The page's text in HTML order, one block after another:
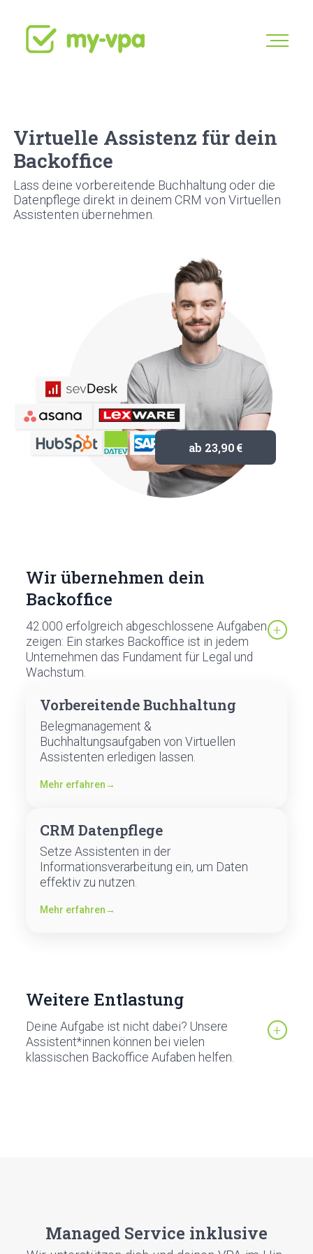
Vir­tu­el­le Assis­tenz für dein
Back­of­fice
Lass dei­ne vor­be­rei­ten­de Buch­hal­tung oder die
Daten­pfle­ge direkt in dei­nem CRM von Vir­tu­el­len
Assis­ten­ten über­neh­men.
ab 23,90 €
Wir übernehmen dein
Backoffice
42.000 erfolgreich abgeschlossene Aufgaben
zeigen: Ein starkes Backoffice ist in jedem
Unternehmen das Fundament für Legal und
Wachstum.
Vorbereitende Buchhaltung
Belegmanagement &
Buchhaltungsaufgaben von Virtuellen
Assistenten erledigen lassen.
Mehr erfahren→
CRM Datenpflege
Setze Assistenten in der
Informationsverarbeitung ein, um Daten
effektiv zu nutzen.
Mehr erfahren→
Weitere Entlastung
Deine Aufgabe ist nicht dabei? Unsere
Assistent*innen können bei vielen
klassischen Backoffice Aufaben helfen.
Mana­ged Ser­vice inklu­si­ve